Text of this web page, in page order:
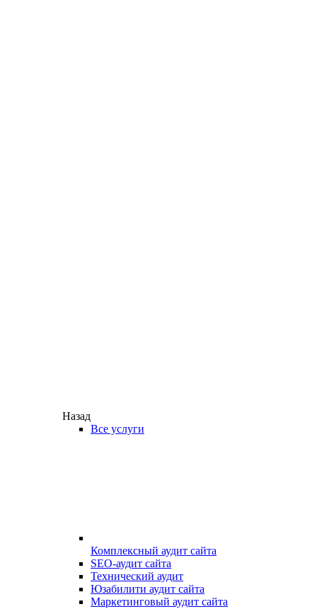
Назад
Все услуги
Комплексный аудит сайта
SEO-аудит сайта
Технический аудит
Юзабилити аудит сайта
Маркетинговый аудит сайта